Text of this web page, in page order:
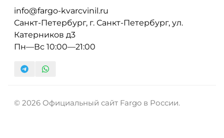
info@fargo-kvarcvinil.ru
Санкт-Петербург, г. Санкт-Петербург, ул.
Катерников д3
Пн—Вс 10:00—21:00
© 2026 Официальный сайт Fargo в России.